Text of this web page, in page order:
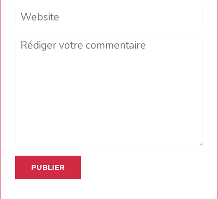
Website
Comment